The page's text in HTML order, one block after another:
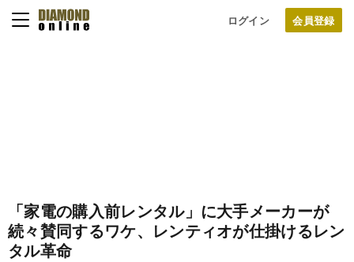
ログイン
「家電の購入前レンタル」に大手メーカーが
続々賛同するワケ、レンティオが仕掛けるレン
タル革命